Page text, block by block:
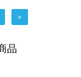
>
品